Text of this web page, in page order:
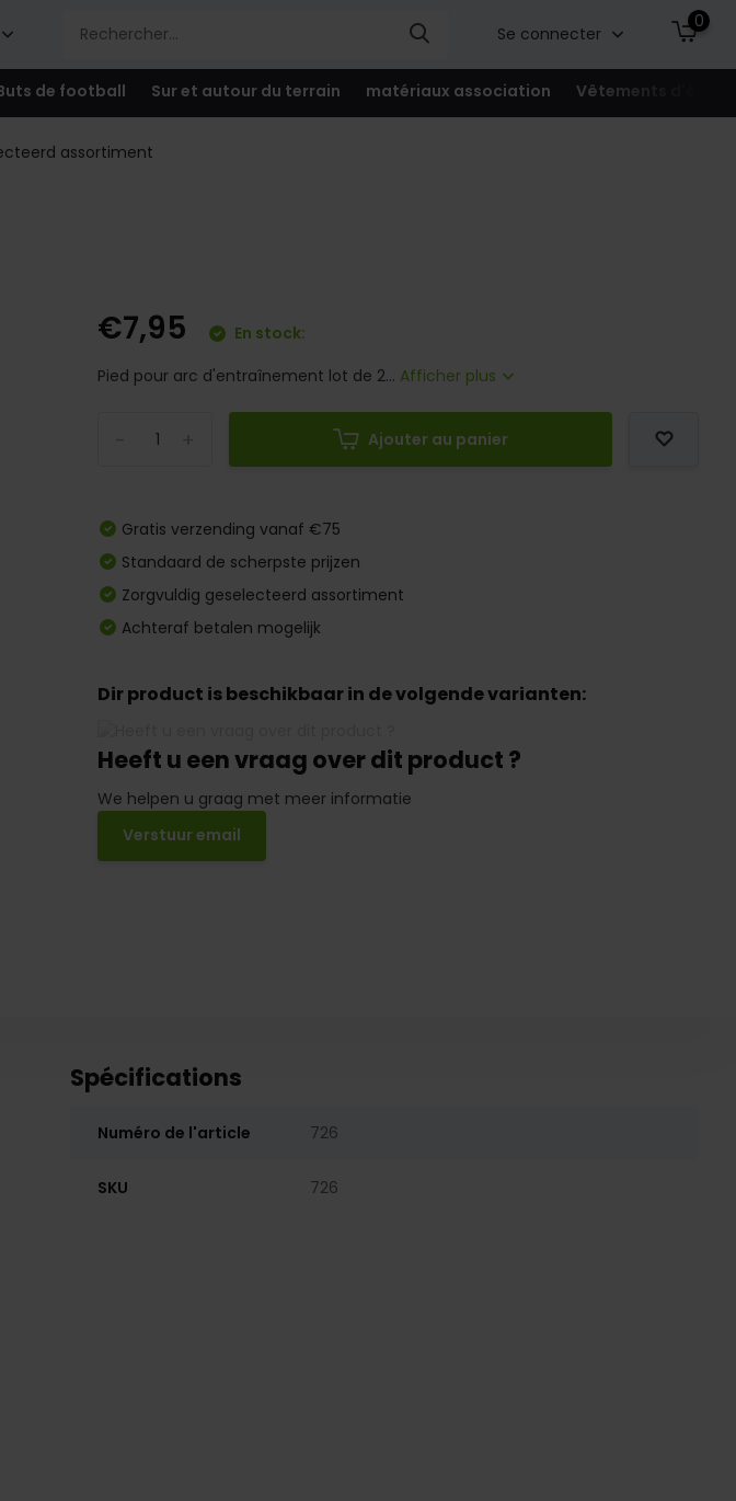
Se connecter
0
de football Sur et autour du terrain matériaux association Vêtements
assortiment
€7,95
En stock:
Pied pour arc d'entraînement lot de 2... Afficher plus
Ajouter au panier
Gratis verzending vanaf €75
Standaard de scherpste prijzen
Zorgvuldig geselecteerd assortiment
Achteraf betalen mogelijk
Dir product is beschikbaar in de volgende varianten:
Heeft u een vraag over dit product ?
We helpen u graag met meer informatie
Verstuur email
Spécifications
Numéro de l'article 726
SKU 726